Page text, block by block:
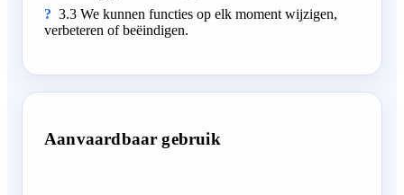
3.3 We kunnen functies op elk moment wijzigen,
verbeteren of beëindigen.
Aanvaardbaar gebruik